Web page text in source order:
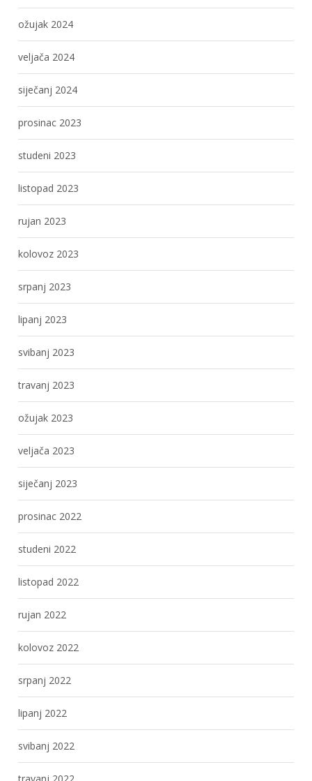
ožujak 2024
veljača 2024
siječanj 2024
prosinac 2023
studeni 2023
listopad 2023
rujan 2023
kolovoz 2023
srpanj 2023
lipanj 2023
svibanj 2023
travanj 2023
ožujak 2023
veljača 2023
siječanj 2023
prosinac 2022
studeni 2022
listopad 2022
rujan 2022
kolovoz 2022
srpanj 2022
lipanj 2022
svibanj 2022
travanj 2022